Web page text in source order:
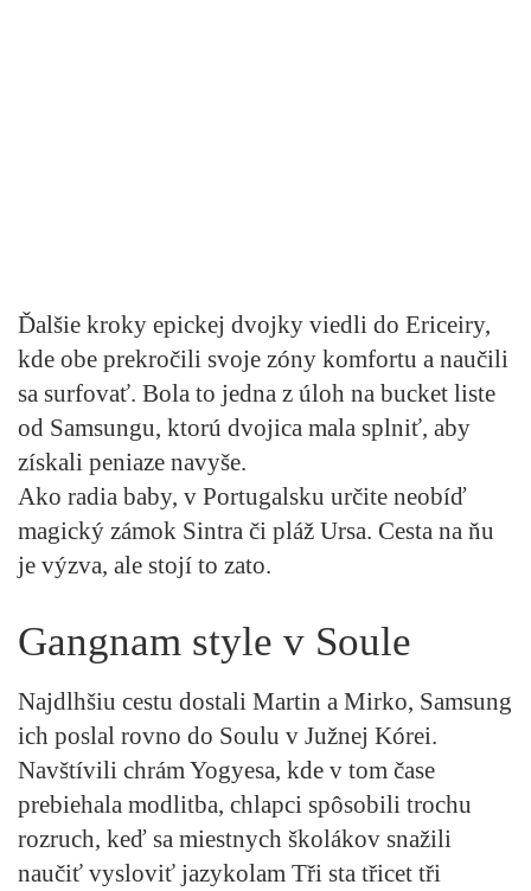
Ďalšie kroky epickej dvojky viedli do Ericeiry,
kde obe prekročili svoje zóny komfortu a naučili
sa surfovať. Bola to jedna z úloh na bucket liste
od Samsungu, ktorú dvojica mala splniť, aby
získali peniaze navyše.
Ako radia baby, v Portugalsku určite neobíď
magický zámok Sintra či pláž Ursa. Cesta na ňu
je výzva, ale stojí to zato.
Gangnam style v Soule
Najdlhšiu cestu dostali Martin a Mirko, Samsung
ich poslal rovno do Soulu v Južnej Kórei.
Navštívili chrám Yogyesa, kde v tom čase
prebiehala modlitba, chlapci spôsobili trochu
rozruch, keď sa miestnych školákov snažili
naučiť vysloviť jazykolam Tři sta třicet tři